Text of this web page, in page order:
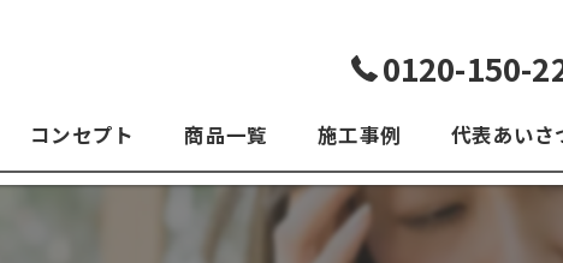
0120-150-
コンセプト 商品一覧
よくある質問
施工事例 代表あいさ